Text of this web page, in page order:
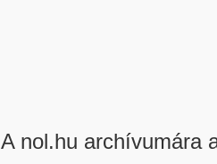
A nol.hu archívumára